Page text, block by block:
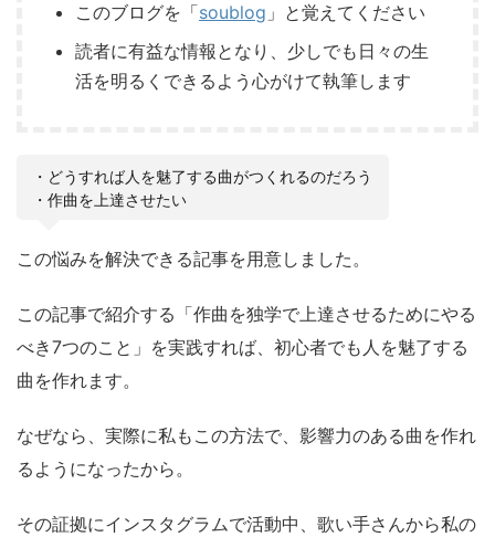
このブログを「soublog 」と覚えてください
読者に有益な情報となり、少しでも日々の生
活を明るくできるよう心がけて執筆します
・どうすれば人を魅了する曲がつくれるのだろう
・作曲を上達させたい
この悩みを解決できる記事を用意しました。
この記事で紹介する「作曲を独学で上達させるためにやる
べき7つのこと」を実践すれば、初心者でも人を魅了する
曲を作れます。
なぜなら、実際に私もこの方法で、影響力のある曲を作れ
るようになったから。
その証拠にインスタグラムで活動中、歌い手さんから私の